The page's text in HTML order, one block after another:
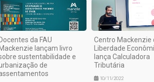
Docentes da FAU
Mackenzie lançam livro
sustentabilidade e
de
Centro Mackenzie
Liberdade
lança Calculadora
Tributária
10/11/2022